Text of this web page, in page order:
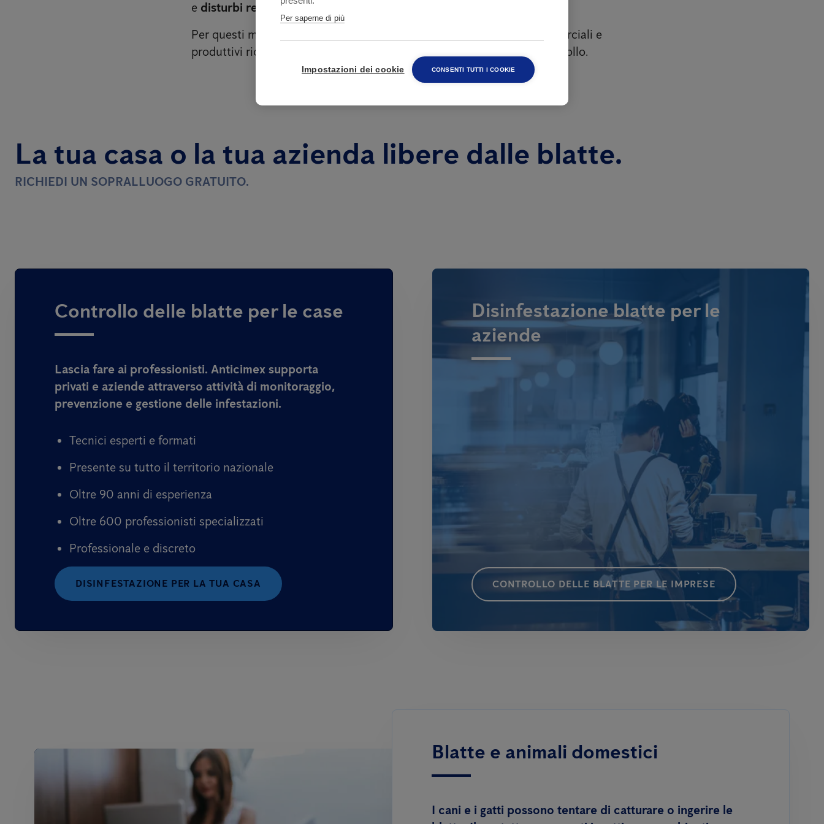
e disturbi respiratoriin soggetti sensibili.
Per questi motivi, la presenza di blatte negli ambienti domestici, commerciali e
produttivi richiede attenzione e adeguate misure di prevenzione e controllo.
La tua casa o la tua azienda libere dalle blatte.
RICHIEDI UN SOPRALLUOGO GRATUITO.
Controllo delle blatte per le case
Lascia fare ai professionisti. Anticimex supporta
privati e aziende attraverso attività di monitoraggio,
prevenzione e gestione delle infestazioni.
Tecnici esperti e formati
Presente su tutto il territorio nazionale
Oltre 90 anni di esperienza
Oltre 600 professionisti specializzati
Professionale e discreto
DISINFESTAZIONE PER LA TUA CASA
Disinfestazione blatte per le
aziende
CONTROLLO DELLE BLATTE PER LE IMPRESE
Blatte e animali domestici
I cani e i gatti possono tentare di catturare o ingerire le
Per saperne di più
Impostazioni dei cookie CONSENTI TUTTI I COOKIE